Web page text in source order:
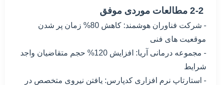
- شرکت فناوران هوشمند: کاهش 80% زمان پر شدن
موقعیت های فنی
- مجموعه درمانی آریا: افزایش 120% حجم متقاضیان واجد
شرایط
- استارتاپ نرم افزاری کدپارس: یافتن نیروی متخصص در